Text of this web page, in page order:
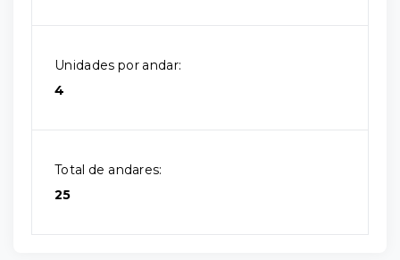
Unidades por andar:
4
Total de andares:
25